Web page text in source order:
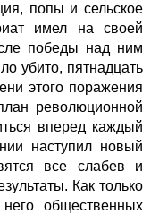
попы и сельское
имел на своей
победы над ним
убито, пятнадцать
этого поражения
революционной
вперед каждый
наступил новый
все слабев и
Как только
общественных